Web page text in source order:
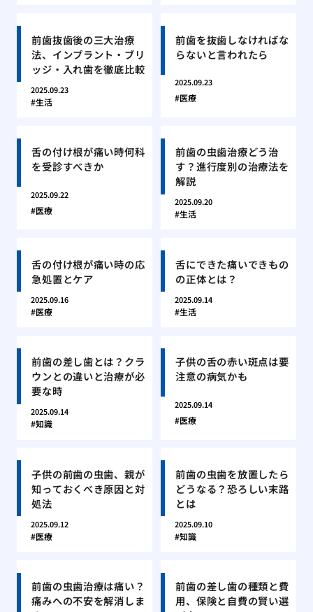
前歯抜歯後の三大治療
法、インプラント・ブリ
ッジ・入れ歯を徹底比較
2025.09.23
生活
前歯を抜歯しなければな
らないと言われたら
2025.09.23
医療
舌の付け根が痛い時何科
を受診すべきか
2025.09.22
医療
前歯の虫歯治療どう治
す？進行度別の治療法を
解説
2025.09.20
生活
舌の付け根が痛い時の応
急処置とケア
2025.09.16
医療
舌にできた痛いできもの
の正体とは？
2025.09.14
生活
前歯の差し歯とは？クラ
ウンとの違いと治療が必
要な時
2025.09.14
知識
子供の舌の赤い斑点は要
注意の病気かも
2025.09.14
医療
子供の前歯の虫歯、親が
知っておくべき原因と対
処法
2025.09.12
医療
前歯の虫歯を放置したら
どうなる？恐ろしい末路
とは
2025.09.10
知識
前歯の虫歯治療は痛い？
痛みへの不安を解消しま
前歯の差し歯の種類と費
用、保険と自費の賢い選